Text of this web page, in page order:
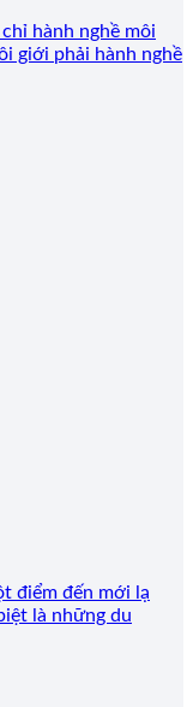
hành nghề môi
giới phải hành nghề
điểm đến mới lạ
là những du